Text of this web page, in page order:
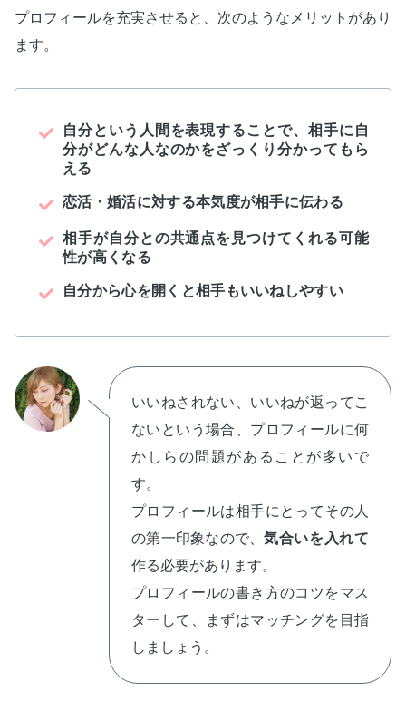
プロフィールを充実させると、次のようなメリットがあり
ます。
自分という人間を表現することで、相手に自
分がどんな人なのかをざっくり分かってもら
える
恋活・婚活に対する本気度が相手に伝わる
相手が自分との共通点を見つけてくれる可能
性が高くなる
自分から心を開くと相手もいいねしやすい
いいねされない、いいねが返ってこ
ないという場合、プロフィールに何
かしらの問題があることが多いで
す。
プロフィールは相手にとってその人
の第一印象なので、気合いを入れて
作る必要があります。
プロフィールの書き方のコツをマス
ターして、まずはマッチングを目指
しましょう。